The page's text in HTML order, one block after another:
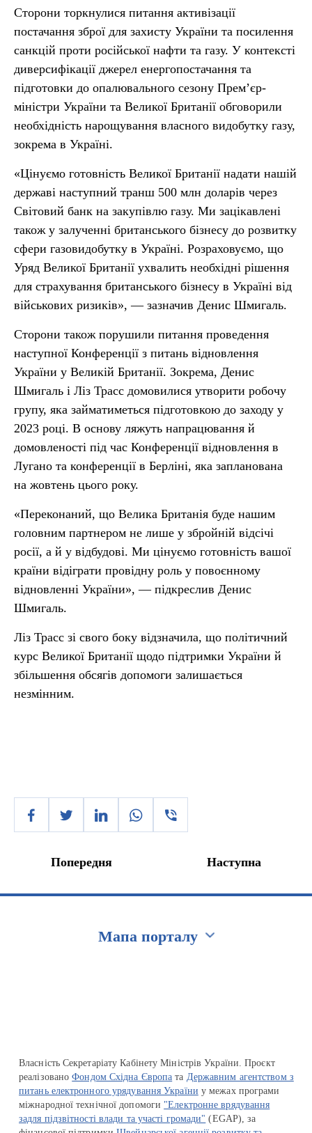
Сторони торкнулися питання активізації
постачання зброї для захисту України та посилення
санкцій проти російської нафти та газу. У контексті
диверсифікації джерел енергопостачання та
підготовки до опалювального сезону Прем’єр-
міністри України та Великої Британії обговорили
необхідність нарощування власного видобутку газу,
зокрема в Україні.
«Цінуємо готовність Великої Британії надати нашій
державі наступний транш 500 млн доларів через
Світовий банк на закупівлю газу. Ми зацікавлені
також у залученні британського бізнесу до розвитку
сфери газовидобутку в Україні. Розраховуємо, що
Уряд Великої Британії ухвалить необхідні рішення
для страхування британського бізнесу в Україні від
військових ризиків», — зазначив Денис Шмигаль.
Сторони також порушили питання проведення
наступної Конференції з питань відновлення
України у Великій Британії. Зокрема, Денис
Шмигаль і Ліз Трасс домовилися утворити робочу
групу, яка займатиметься підготовкою до заходу у
2023 році. В основу ляжуть напрацювання й
домовленості під час Конференції відновлення в
Лугано та конференції в Берліні, яка запланована
на жовтень цього року.
«Переконаний, що Велика Британія буде нашим
головним партнером не лише у збройній відсічі
росії, а й у відбудові. Ми цінуємо готовність вашої
країни відіграти провідну роль у повоєнному
відновленні України», — підкреслив Денис
Шмигаль.
Ліз Трасс зі свого боку відзначила, що політичний
курс Великої Британії щодо підтримки України й
збільшення обсягів допомоги залишається
незмінним.
Попередня Наступна
Мапа порталу
Власність Секретаріату Кабінету Міністрів України. Проєкт
реалізованоФондом Східна Європа та Державним агентством з
питань електронного урядування України у межах програми
міжнародної технічної допомоги "Електронне врядування
задля підзвітності влади та участі громади" (EGAP), за